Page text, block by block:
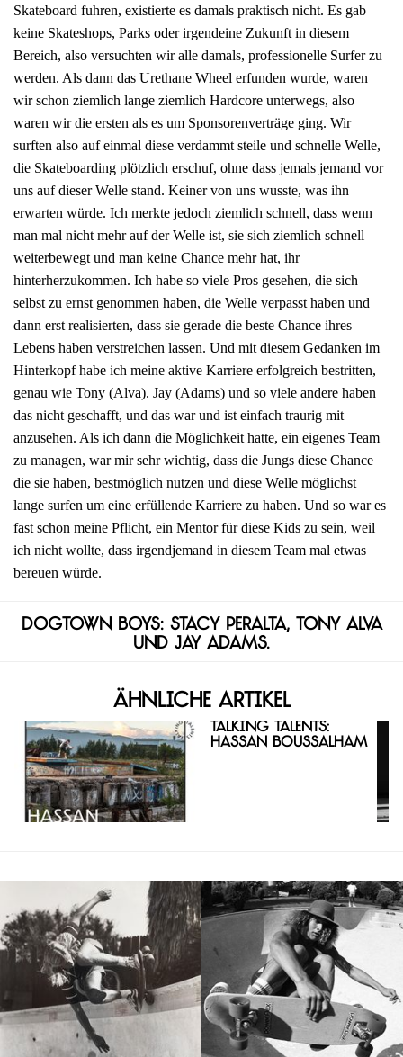
Skateboard fuhren, existierte es damals praktisch nicht. Es gab
keine Skateshops, Parks oder irgendeine Zukunft in diesem
Bereich, also versuchten wir alle damals, professionelle Surfer zu
werden. Als dann das Urethane Wheel erfunden wurde, waren
wir schon ziemlich lange ziemlich Hardcore unterwegs, also
waren wir die ersten als es um Sponsorenverträge ging. Wir
surften also auf einmal diese verdammt steile und schnelle Welle,
die Skateboarding plötzlich erschuf, ohne dass jemals jemand vor
uns auf dieser Welle stand. Keiner von uns wusste, was ihn
erwarten würde. Ich merkte jedoch ziemlich schnell, dass wenn
man mal nicht mehr auf der Welle ist, sie sich ziemlich schnell
weiterbewegt und man keine Chance mehr hat, ihr
hinterherzukommen. Ich habe so viele Pros gesehen, die sich
selbst zu ernst genommen haben, die Welle verpasst haben und
dann erst realisierten, dass sie gerade die beste Chance ihres
Lebens haben verstreichen lassen. Und mit diesem Gedanken im
Hinterkopf habe ich meine aktive Karriere erfolgreich bestritten,
genau wie Tony (Alva). Jay (Adams) und so viele andere haben
das nicht geschafft, und das war und ist einfach traurig mit
anzusehen. Als ich dann die Möglichkeit hatte, ein eigenes Team
zu managen, war mir sehr wichtig, dass die Jungs diese Chance
die sie haben, bestmöglich nutzen und diese Welle möglichst
lange surfen um eine erfüllende Karriere zu haben. Und so war es
fast schon meine Pflicht, ein Mentor für diese Kids zu sein, weil
ich nicht wollte, dass irgendjemand in diesem Team mal etwas
bereuen würde.
Dogtown Boys: Stacy Peralta, Tony Alva
und Jay Adams.
Ähnliche Artikel
Talking Talents:
Hassan Boussalham